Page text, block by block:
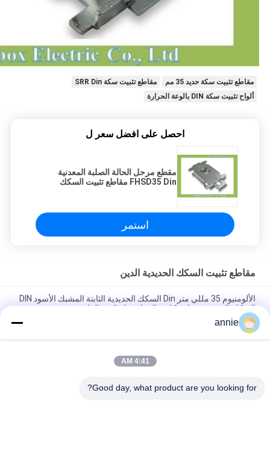
مقاطع تثبيت سكة حديد 35 مم
مقاطع تثبيت سكة SRR Din
ألواح تثبيت سكة DIN بالوعة الحرارة
احصل على افضل سعر ل
مقطع مرحل الحالة الصلبة المعدنية
FHSD35 Din مقاطع تثبيت السكك
استمر
مقاطع تثبيت السكك الحديدية الدين
الألومنيوم 35 مللي متر Din السكك الحديدية الثابتة المشبك الأسود DIN
السكك الحديدية تصاعد كليب المفاجئة لتركيب التتابع
25 مم عرض البلاستيك النايلون الدين السكك الحديدية تصاعد كليب جبل
على 35 مم الدين السكك الحديدية حامل RB-235
RB-233 نابض بلاستيك نايلون محمّل دين قياسي سكك تثبيت مشبك
annie
4:41 AM
Good day, what product are you looking for?